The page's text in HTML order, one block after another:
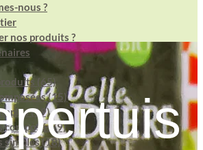
nous ?
nos produits ?
(65)
(15)
(19)
composés (9)
simples (18)